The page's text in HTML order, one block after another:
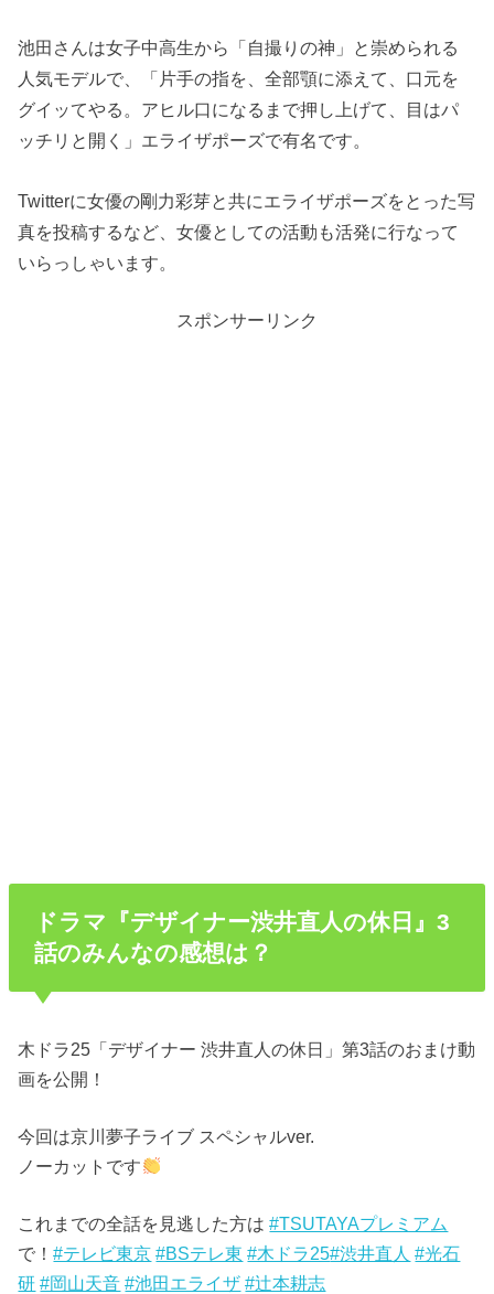
池田さんは女子中高生から「自撮りの神」と崇められる
人気モデルで、「片手の指を、全部顎に添えて、口元を
グイッてやる。アヒル口になるまで押し上げて、目はパ
ッチリと開く」エライザポーズで有名です。
Twitterに女優の剛力彩芽と共にエライザポーズをとった写
真を投稿するなど、女優としての活動も活発に行なって
いらっしゃいます。
スポンサーリンク
ドラマ『デザイナー渋井直人の休日』3
話のみんなの感想は？
木ドラ25「デザイナー 渋井直人の休日」第3話のおまけ動
画を公開！
今回は京川夢子ライブ スペシャルver.
ノーカットです
これまでの全話を見逃した方は#TSUTAYAプレミアム
で！#テレビ東京 #BSテレ東 #木ドラ25#渋井直人 #光石
研 #岡山天音 #池田エライザ #辻本耕志